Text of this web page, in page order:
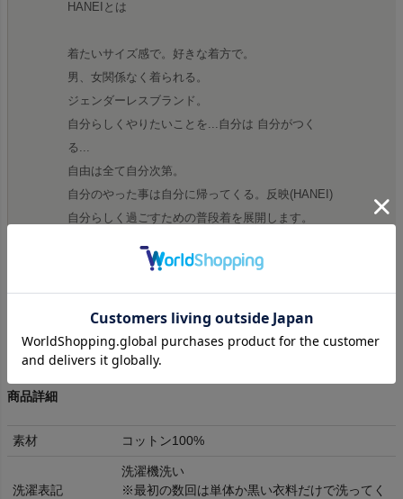
HANEIとは
着たいサイズ感で。好きな着方で。
男、女関係なく着られる。
ジェンダーレスブランド。
自分らしくやりたいことを...自分は 自分がつく
る...
自由は全て自分次第。
自分のやった事は自分に帰ってくる。反映(HANEI)
自分らしく過ごすための普段着を展開します。
商品詳細
素材 コットン100%
洗濯表記
洗濯機洗い
※最初の数回は単体か黒い衣料だけで洗ってく